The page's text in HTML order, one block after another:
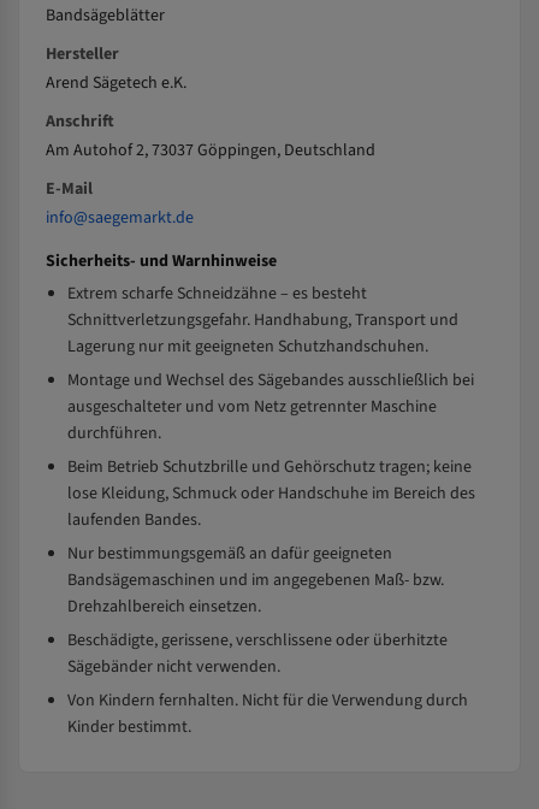
Bandsägeblätter
Hersteller
Arend Sägetech e.K.
Anschrift
Am Autohof 2, 73037 Göppingen, Deutschland
E-Mail
info@saegemarkt.de
Sicherheits- und Warnhinweise
Extrem scharfe Schneidzähne – es besteht
Schnittverletzungsgefahr. Handhabung, Transport und
Lagerung nur mit geeigneten Schutzhandschuhen.
Montage und Wechsel des Sägebandes ausschließlich bei
ausgeschalteter und vom Netz getrennter Maschine
durchführen.
Beim Betrieb Schutzbrille und Gehörschutz tragen; keine
lose Kleidung, Schmuck oder Handschuhe im Bereich des
laufenden Bandes.
Nur bestimmungsgemäß an dafür geeigneten
Bandsägemaschinen und im angegebenen Maß- bzw.
Drehzahlbereich einsetzen.
Beschädigte, gerissene, verschlissene oder überhitzte
Sägebänder nicht verwenden.
Von Kindern fernhalten. Nicht für die Verwendung durch
Kinder bestimmt.